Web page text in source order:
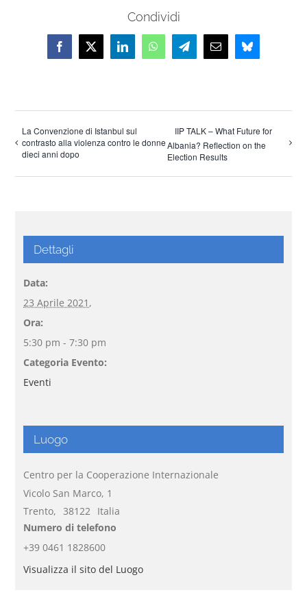
Condividi
Facebook
X LinkedInWhatsAppTelegramEmail Bluesky
La Convenzione di Istanbul sul
contrasto alla violenza contro le donne
dieci anni dopo
IIP TALK – What Future for
Albania? Reflection on the
Election Results
Dettagli
Data:
23 Aprile 2021,
Ora:
5:30 pm - 7:30 pm
Categoria Evento:
Eventi
Luogo
Centro per la Cooperazione Internazionale
Vicolo San Marco, 1
Trento, 38122
Italia
Numero di telefono
+39 0461 1828600
Visualizza il sito del Luogo